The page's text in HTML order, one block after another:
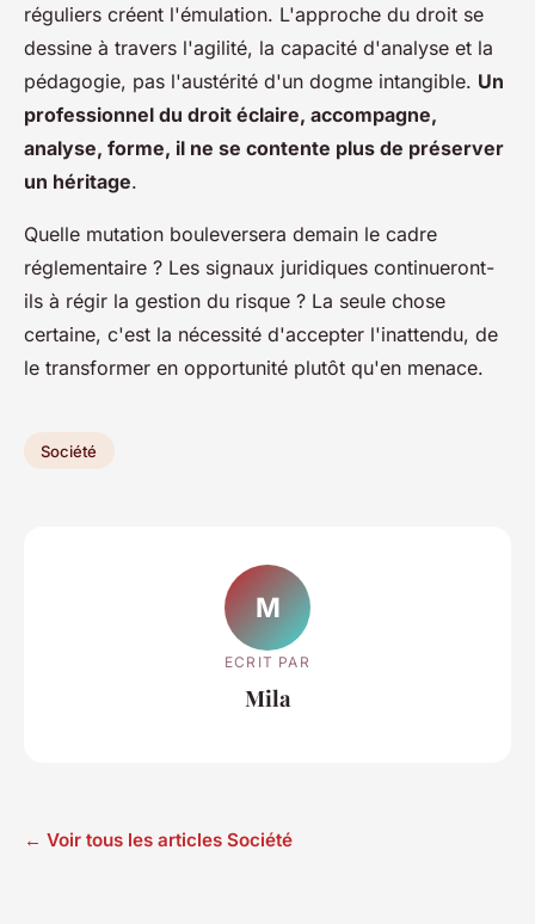
réguliers créent l'émulation. L'approche du droit se
dessine à travers l'agilité, la capacité d'analyse et la
pédagogie, pas l'austérité d'un dogme intangible. Un
professionnel du droit éclaire, accompagne,
analyse, forme, il ne se contente plus de préserver
un héritage.
Quelle mutation bouleversera demain le cadre
réglementaire ? Les signaux juridiques continueront-
ils à régir la gestion du risque ? La seule chose
certaine, c'est la nécessité d'accepter l'inattendu, de
le transformer en opportunité plutôt qu'en menace.
Société
M
ECRIT PAR
Mila
← Voir tous les articles Société